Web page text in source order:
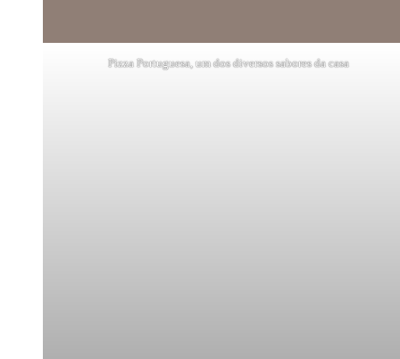
Pizza Portuguesa, um dos diversos sabores da casa